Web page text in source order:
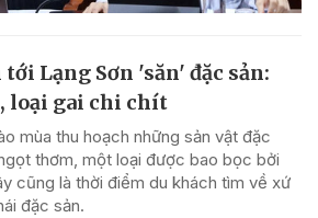
Lạng Sơn 'săn' đặc sản:
loại gai chi chít
mùa thu hoạch những sản vật đặc
thơm, một loại được bao bọc bởi
cũng là thời điểm du khách tìm về xứ
đặc sản.